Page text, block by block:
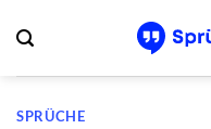
Inhalt
springen
SPRÜCHE